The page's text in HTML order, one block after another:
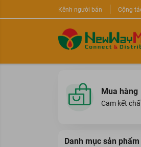
Kênh người bán Cộng
Mua hàng
Cam kết
Danh mục sản phẩm